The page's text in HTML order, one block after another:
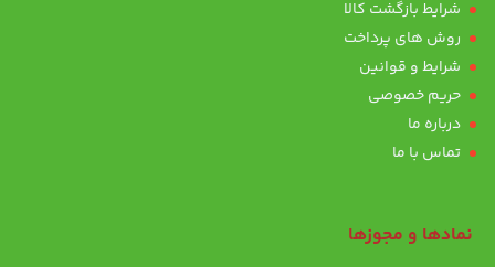
شرایط بازگشت کالا
روش های پرداخت
شرایط و قوانین
حریم خصوصی
درباره ما
تماس با ما
نمادها و مجوزها